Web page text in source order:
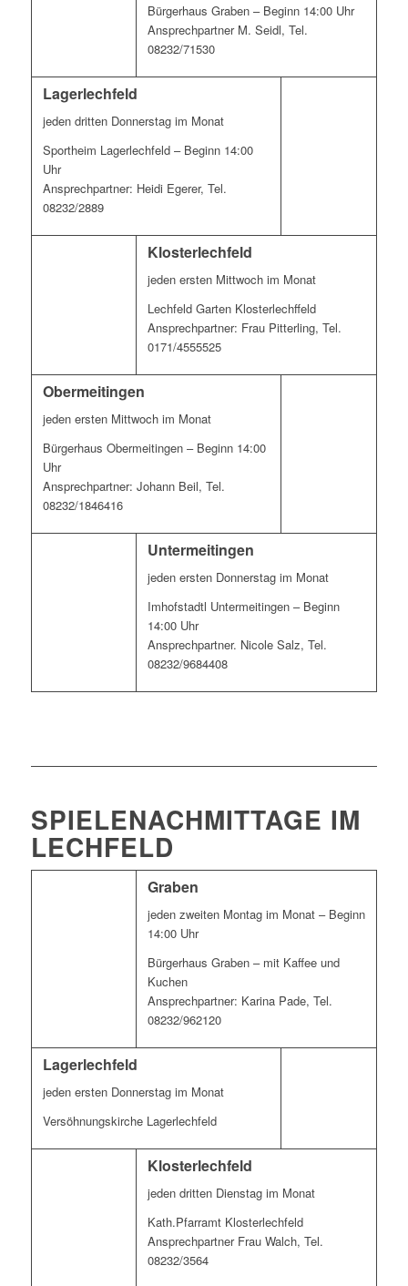
Bürgerhaus Graben – Beginn 14:00 Uhr
Ansprechpartner M. Seidl, Tel.
08232/71530
Lagerlechfeld
jeden dritten Donnerstag im Monat
Sportheim Lagerlechfeld – Beginn 14:00
Uhr
Ansprechpartner: Heidi Egerer, Tel.
08232/2889
Klosterlechfeld
jeden ersten Mittwoch im Monat
Lechfeld Garten Klosterlechffeld
Ansprechpartner: Frau Pitterling, Tel.
0171/4555525
Obermeitingen
jeden ersten Mittwoch im Monat
Bürgerhaus Obermeitingen – Beginn 14:00
Uhr
Ansprechpartner: Johann Beil, Tel.
08232/1846416
Untermeitingen
jeden ersten Donnerstag im Monat
Imhofstadtl Untermeitingen – Beginn
14:00 Uhr
Ansprechpartner. Nicole Salz, Tel.
08232/9684408
SPIELENACHMITTAGE IM
LECHFELD
Graben
jeden zweiten Montag im Monat – Beginn
14:00 Uhr
Bürgerhaus Graben – mit Kaffee und
Kuchen
Ansprechpartner: Karina Pade, Tel.
08232/962120
Lagerlechfeld
jeden ersten Donnerstag im Monat
Versöhnungskirche Lagerlechfeld
Klosterlechfeld
jeden dritten Dienstag im Monat
Kath.Pfarramt Klosterlechfeld
Ansprechpartner Frau Walch, Tel.
08232/3564